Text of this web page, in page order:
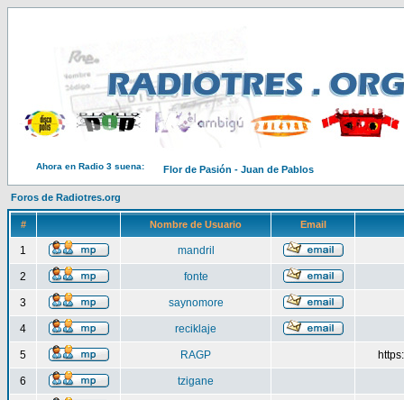
Ahora en Radio 3 suena: Flor de Pasión - Juan de Pablos
Foros de Radiotres.org
# Nombre de Usuario Email
1 mandril
2 fonte
3 saynomore
4 reciklaje
5 RAGP
6 tzigane